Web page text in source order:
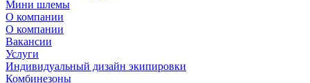
Мини шлемы
О компании
О компании
Вакансии
Услуги
Индивидуальный дизайн экипировки
Комбинезоны